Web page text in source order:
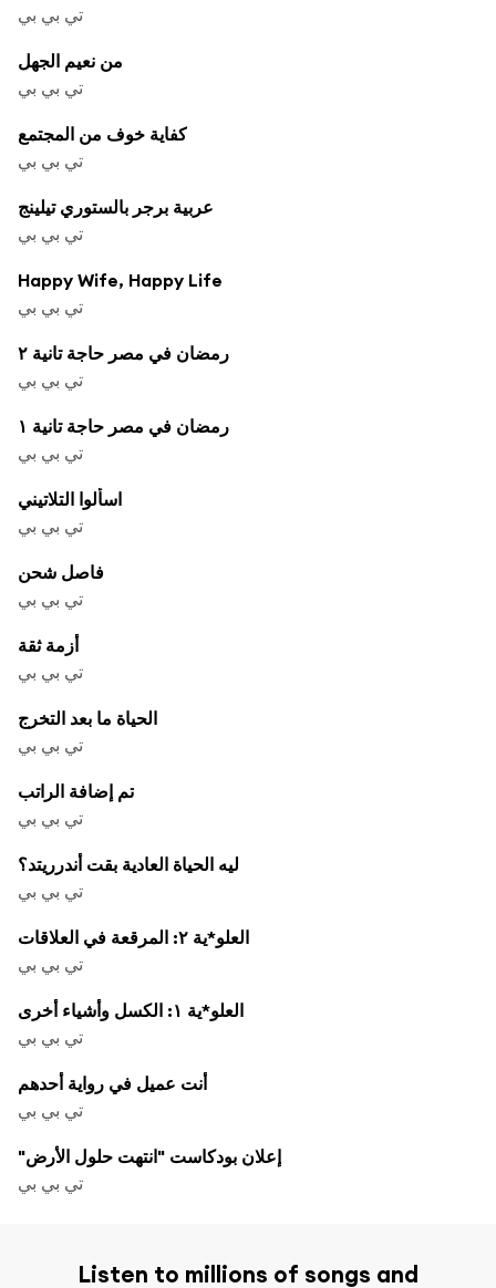
تي بي بي
من نعيم الجهل
تي بي بي
كفاية خوف من المجتمع
تي بي بي
عربية برجر بالستوري تيلينج
تي بي بي
Happy Wife, Happy Life
تي بي بي
رمضان في مصر حاجة تانية ٢
تي بي بي
رمضان في مصر حاجة تانية ١
تي بي بي
اسألوا التلاتيني
تي بي بي
فاصل شحن
تي بي بي
أزمة ثقة
تي بي بي
الحياة ما بعد التخرج
تي بي بي
تم إضافة الراتب
تي بي بي
ليه الحياة العادية بقت أندرريتد؟
تي بي بي
العلو*ية ٢: المرقعة في العلاقات
تي بي بي
العلو*ية ١: الكسل وأشياء أخرى
تي بي بي
أنت عميل في رواية أحدهم
تي بي بي
"إعلان بودكاست "انتهت حلول الأرض
تي بي بي
Listen to millions of songs and